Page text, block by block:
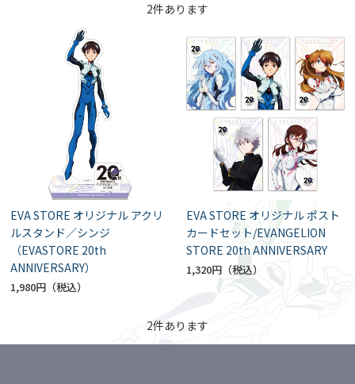
2件あります
EVA STORE オリジナル アクリ
ルスタンド／シンジ
（EVASTORE 20th
ANNIVERSARY）
1,980円
EVA STORE オリジナル ポスト
カードセット/EVANGELION
STORE 20th ANNIVERSARY
1,320円
2件あります